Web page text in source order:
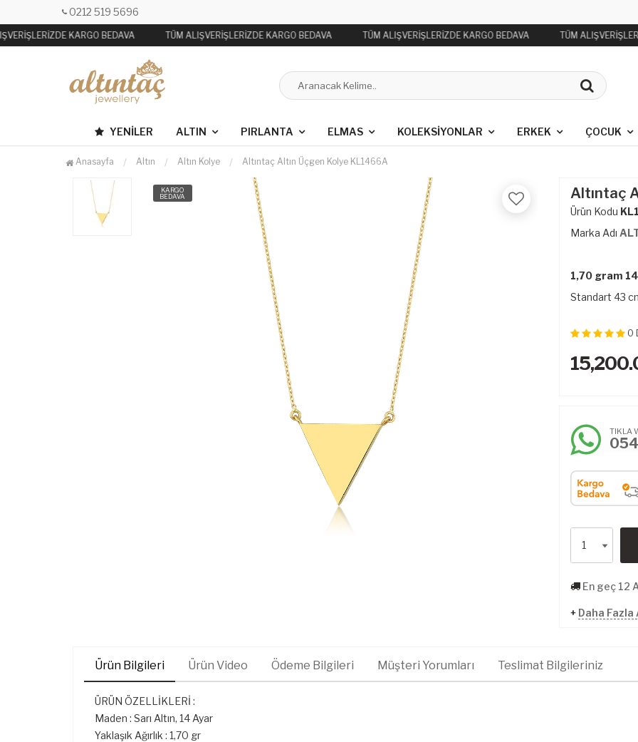
0212 519 5696
KARGO BEDAVA TÜM ALIŞVERİŞLERİZDE KARGO BEDAVA TÜM ALIŞVERİŞLERİZDE KARGO BEDAVA TÜM
YENILER ALTIN PIRLANTA ELMAS KOLEKSIYONLAR ERKEK ÇOCUK
Anasayfa Altın Altın Kolye Altıntaç Altın Üçgen Kolye KL1466A
KARGO
BEDAVA
Altıntaç
Ürün Kodu
Marka Adı
1,70 gram
Standart 43
0
TIKLA
En geç 12
+ Daha Fazla
Ürün Bilgileri Ürün Video Ödeme Bilgileri Müşteri Yorumları Teslimat Bilgileriniz
ÜRÜN ÖZELLİKLERİ :
Maden : Sarı Altın, 14 Ayar
Yaklaşık Ağırlık : 1,70 gr